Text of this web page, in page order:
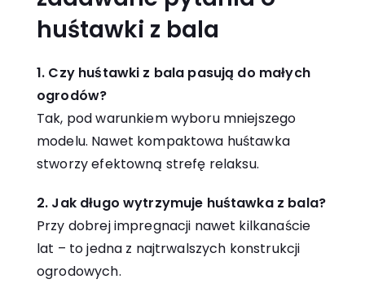
huśtawki z bala
1. Czy huśtawki z bala pasują do małych
ogrodów?
Tak, pod warunkiem wyboru mniejszego
modelu. Nawet kompaktowa huśtawka
stworzy efektowną strefę relaksu.
2. Jak długo wytrzymuje huśtawka z bala?
Przy dobrej impregnacji nawet kilkanaście
lat – to jedna z najtrwalszych konstrukcji
ogrodowych.